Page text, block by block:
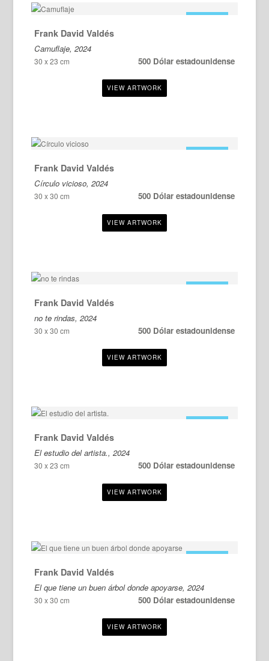
Frank David Valdés
Camuflaje, 2024
30 x 23 cm 500 Dólar estadounidense
Frank David Valdés
Círculo vicioso, 2024
30 x 30 cm 500 Dólar estadounidense
Frank David Valdés
no te rindas, 2024
30 x 30 cm 500 Dólar estadounidense
Frank David Valdés
El estudio del artista., 2024
30 x 23 cm 500 Dólar estadounidense
Frank David Valdés
El que tiene un buen árbol donde apoyarse, 2024
30 x 30 cm 500 Dólar estadounidense